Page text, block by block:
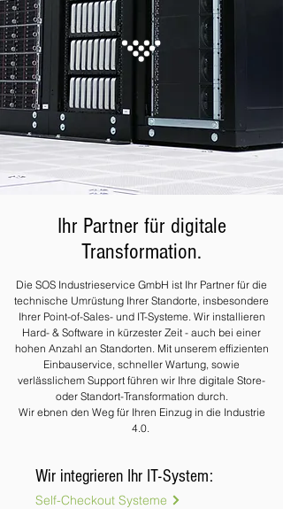
Ihr Partner für digitale
Transformation.
Die SOS Industrieservice GmbH ist Ihr Partner für die
technische Umrüstung Ihrer Standorte, insbesondere
Ihrer Point-of-Sales- und IT-Systeme. Wir installieren
Hard- & Software in kürzester Zeit - auch bei einer
hohen Anzahl an Standorten. Mit unserem effizienten
Einbauservice, schneller Wartung, sowie
verlässlichem Support führen wir Ihre digitale Store-
oder Standort-Transformation durch.
Wir ebnen den Weg für Ihren Einzug in die Industrie
4.0.
Wir integrieren Ihr IT-System:
Self-Checkout Systeme